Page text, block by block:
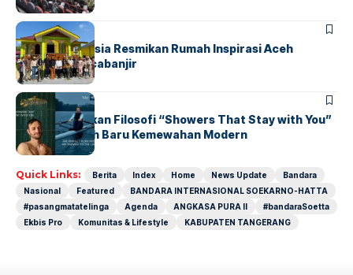
BERITAHOME
AirNav Indonesia Resmikan Rumah Inspirasi Aceh
Tamiang Pascabanjir
BERITAEKBIS PRO
GROHE Hadirkan Filosofi “Showers That Stay with You”
sebagai Wajah Baru Kemewahan Modern
Quick Links: Berita Index Home News Update
Bandara
Nasional
Featured
BANDARA INTERNASIONAL SOEKARNO-HATTA
#pasangmatatelinga
Agenda ANGKASA PURA II
#bandaraSoetta
Ekbis Pro
Komunitas & Lifestyle KABUPATEN TANGERANG